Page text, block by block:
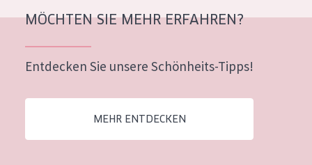
Jedes alter
MÖCHTEN SIE MEHR ERFAHREN?
Entdecken Sie unsere Schönheits-Tipps!
MEHR ENTDECKEN